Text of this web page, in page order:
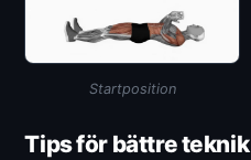
Startposition
Tips för bättre teknik